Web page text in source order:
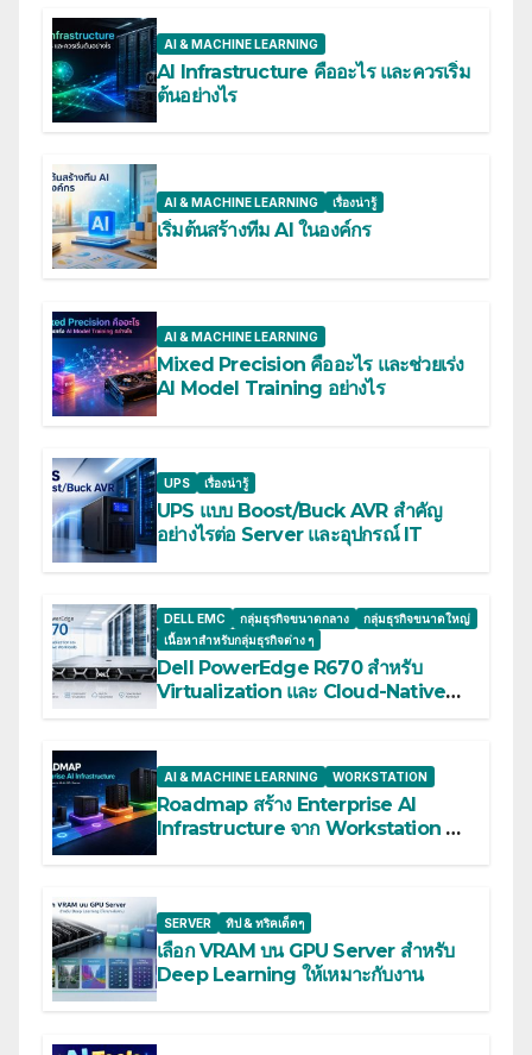
AI & MACHINE LEARNING
AI Infrastructure คืออะไร และควรเริ่ม
ต้นอย่างไร
AI & MACHINE LEARNING เรื่องน่ารู้
เริ่มต้นสร้างทีม AI ในองค์กร
AI & MACHINE LEARNING
Mixed Precision คืออะไร และช่วยเร่ง
AI Model Training อย่างไร
UPS เรื่องน่ารู้
UPS แบบ Boost/Buck AVR สำคัญ
อย่างไรต่อ Server และอุปกรณ์ IT
DELL EMC กลุ่มธุรกิจขนาดกลาง
กลุ่มธุรกิจขนาดใหญ่
เนื้อหาสำหรับกลุ่มธุรกิจต่าง ๆ
Dell PowerEdge R670 สำหรับ
Virtualization และ Cloud-Native
AI & MACHINE LEARNING WORKSTATION
Roadmap สร้าง Enterprise AI
Infrastructure จาก Workstation สู่
SERVER ทิป & ทริคเด็ดๆ
เลือก VRAM บน GPU Server สำหรับ
Deep Learning ให้เหมาะกับงาน